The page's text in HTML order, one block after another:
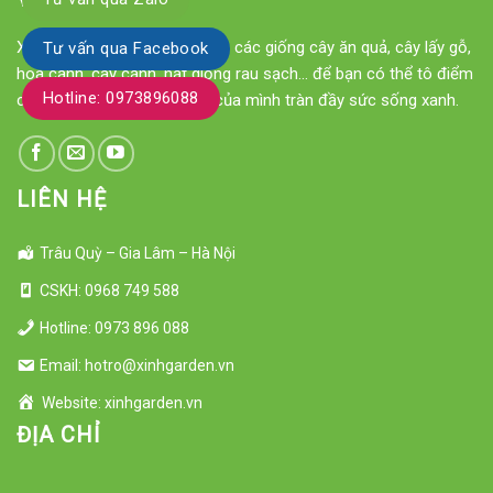
Xinh Garden chuyên cung cấp các giống cây ăn quả, cây lấy gỗ,
hoa cảnh, cây cảnh, hạt giống rau sạch... để bạn có thể tô điểm
cho ngôi nhà hay khu vườn của mình tràn đầy sức sống xanh.
LIÊN HỆ
Trâu Quỳ – Gia Lâm – Hà Nội
CSKH: 0968 749 588
Hotline: 0973 896 088
Email: hotro@xinhgarden.vn
Website: xinhgarden.vn
ĐỊA CHỈ
Tư vấn qua Facebook
Hotline: 0973896088